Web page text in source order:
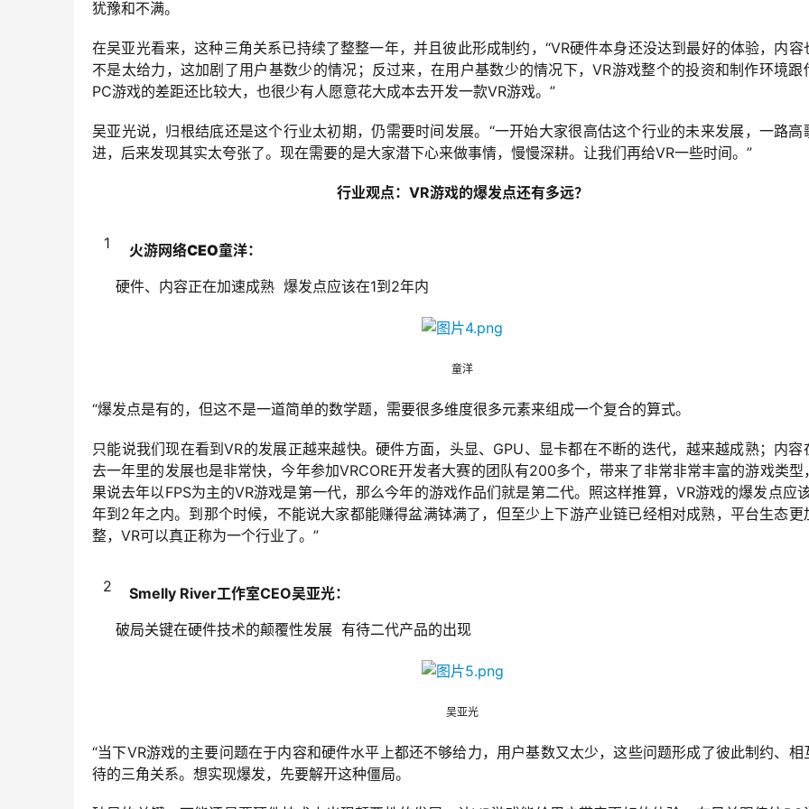
犹豫和不满。
在吴亚光看来，这种三角关系已持续了整整一年，并且彼此形成制约，“VR硬件本身还没达到最好的体验，内容
不是太给力，这加剧了用户基数少的情况；反过来，在用户基数少的情况下，VR游戏整个的投资和制作环境跟
PC游戏的差距还比较大，也很少有人愿意花大成本去开发一款VR游戏。”
吴亚光说，归根结底还是这个行业太初期，仍需要时间发展。“一开始大家很高估这个行业的未来发展，一路高
进，后来发现其实太夸张了。现在需要的是大家潜下心来做事情，慢慢深耕。让我们再给VR一些时间。”
行业观点：VR游戏的爆发点还有多远？
1
火游网络CEO童洋：
硬件、内容正在加速成熟 爆发点应该在1到2年内
童洋
“爆发点是有的，但这不是一道简单的数学题，需要很多维度很多元素来组成一个复合的算式。
只能说我们现在看到VR的发展正越来越快。硬件方面，头显、GPU、显卡都在不断的迭代，越来越成熟；内容
去一年里的发展也是非常快，今年参加VRCORE开发者大赛的团队有200多个，带来了非常非常丰富的游戏类型
果说去年以FPS为主的VR游戏是第一代，那么今年的游戏作品们就是第二代。照这样推算，VR游戏的爆发点应
年到2年之内。到那个时候，不能说大家都能赚得盆满钵满了，但至少上下游产业链已经相对成熟，平台生态更
整，VR可以真正称为一个行业了。”
2
Smelly River工作室CEO吴亚光：
破局关键在硬件技术的颠覆性发展 有待二代产品的出现
吴亚光
“当下VR游戏的主要问题在于内容和硬件水平上都还不够给力，用户基数又太少，这些问题形成了彼此制约、相
待的三角关系。想实现爆发，先要解开这种僵局。